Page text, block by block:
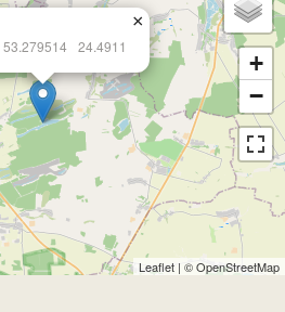
53.279514 24.4911
×
+
−
Leaflet | ©OpenStreetMap